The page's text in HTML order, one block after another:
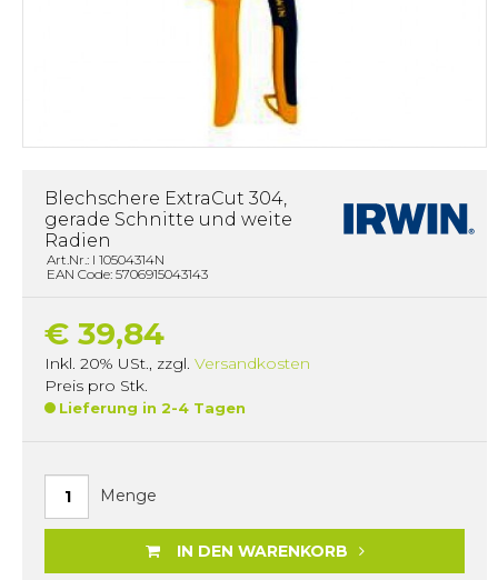
Blechschere ExtraCut 304,
gerade Schnitte und weite
Radien
Art.Nr.: I 10504314N
EAN Code: 5706915043143
€ 39,84
Inkl. 20% USt., zzgl. Versandkosten
Preis pro Stk.
Lieferung in 2-4 Tagen
Menge
IN DEN WARENKORB